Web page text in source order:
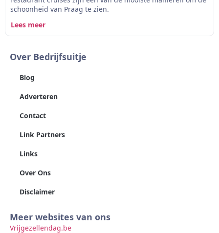
schoonheid van Praag te zien.
Lees meer
Over Bedrijfsuitje
Blog
Adverteren
Contact
Link Partners
Links
Over Ons
Disclaimer
Meer websites van ons
Vrijgezellendag.be